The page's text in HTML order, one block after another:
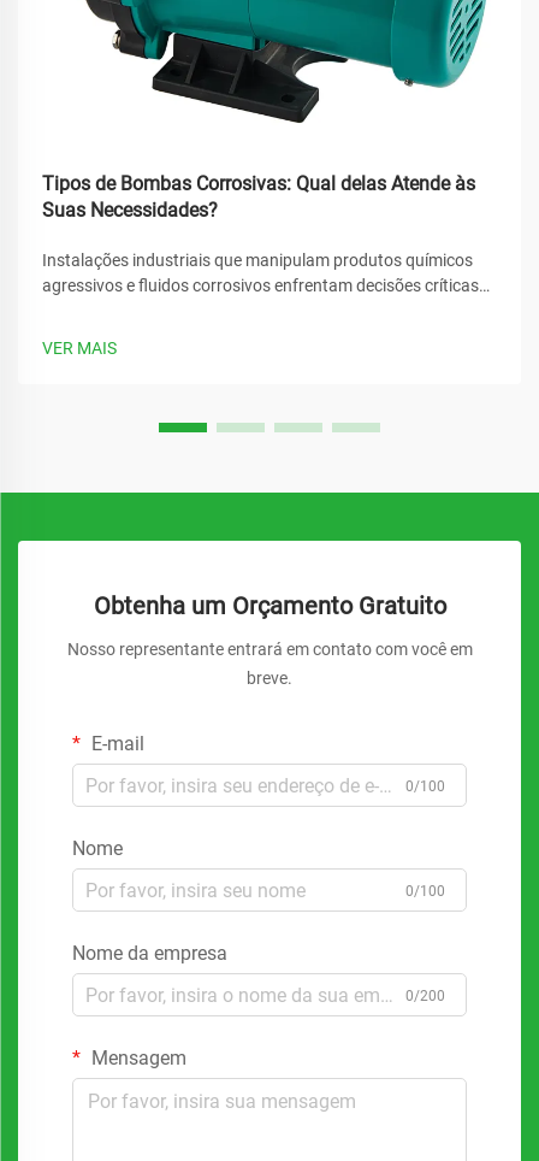
Tipos de Bombas Corrosivas: Qual delas Atende às
Suas Necessidades?
Instalações industriais que manipulam produtos químicos
agressivos e fluidos corrosivos enfrentam decisões críticas
VER MAIS
Obtenha um Orçamento Gratuito
Nosso representante entrará em contato com você em
breve.
E-mail
0/100
Nome
0/100
Nome da empresa
0/200
Mensagem